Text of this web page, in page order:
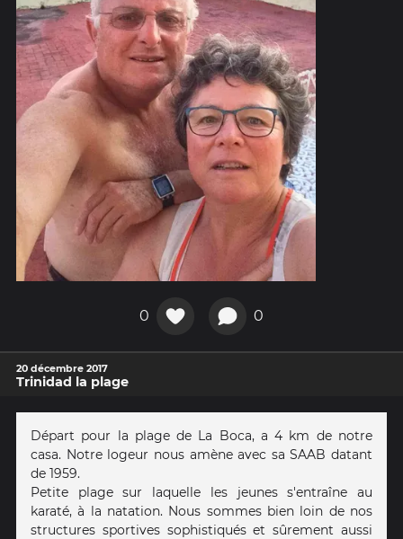
0 0
20 décembre 2017
Trinidad la plage
Départ pour la plage de La Boca, a 4 km de notre
casa. Notre logeur nous amène avec sa SAAB datant
de 1959.
Petite plage sur laquelle les jeunes s'entraîne au
karaté, à la natation. Nous sommes bien loin de nos
structures sportives sophistiqués et sûrement aussi